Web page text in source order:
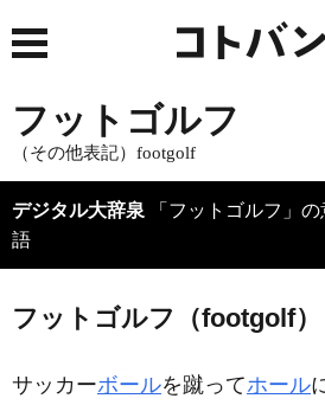
フットゴルフ
（その他表記）footgolf
デジタル大辞泉 「フットゴルフ」
語
フットゴルフ（footgolf）
サッカーボールを蹴ってホール